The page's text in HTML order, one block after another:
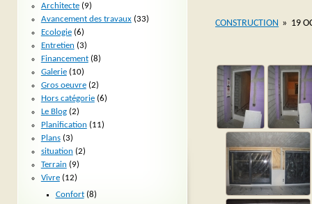
CONSTRUCTION » 19
Architecte(9)
Avancement des travaux(33)
Ecologie(6)
Entretien (3)
Financement(8)
Galerie(10)
Gros oeuvre(2)
Hors catégorie(6)
Le Blog(2)
Planification (11)
Plans(3)
situation (2)
Terrain (9)
Vivre(12)
Confort(8)